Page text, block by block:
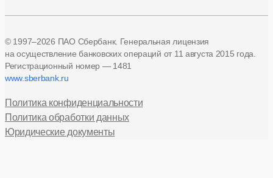
© 1997–2026 ПАО Сбербанк. Генеральная лицензия
на осуществление банковских операций от 11 августа 2015 года.
Регистрационный номер — 1481
www.sberbank.ru
Политика конфиденциальности
Политика обработки данных
Юридические документы